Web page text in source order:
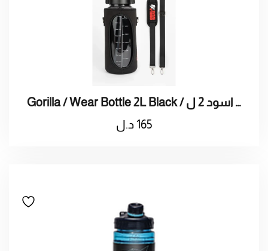
Gorilla / Wear Bottle 2L Black / قوريلا / ترمس ماء اسود 2 ل
165د.ل